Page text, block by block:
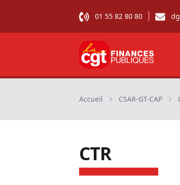
01 55 82 80 80
CGT Finances
Accueil CSAR-GT-CAP
CTR